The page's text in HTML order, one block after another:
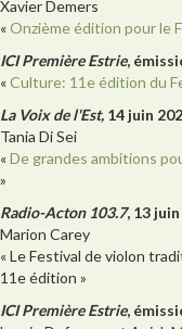
Xavier Demers
«Onzième édition pour le
ICI Première Estrie,
«Culture: 11e édition du
La Voix de l'Est, 14 juin
Tania Di Sei
«De grandes ambitions
»
Radio-Acton 103.7, 13
Marion Carey
« Le Festival de violon
11e édition »
ICI Première Estrie,